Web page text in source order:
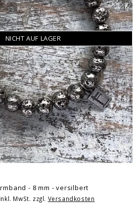
NICHT AUF LAGER
- 8 mm - versilbert
MwSt. zzgl. Versandkosten